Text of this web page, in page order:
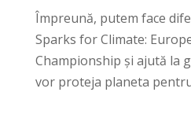
Împreună, putem face
Sparks for Climate:
Championship și ajută la
vor proteja planeta